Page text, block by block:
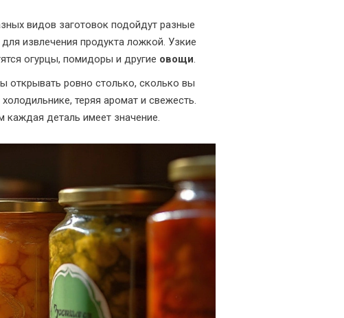
видов заготовок подойдут разные
извлечения продукта ложкой. Узкие
огурцы, помидоры и другие овощи.
открывать ровно столько, сколько вы
теряя аромат и свежесть.
деталь имеет значение.